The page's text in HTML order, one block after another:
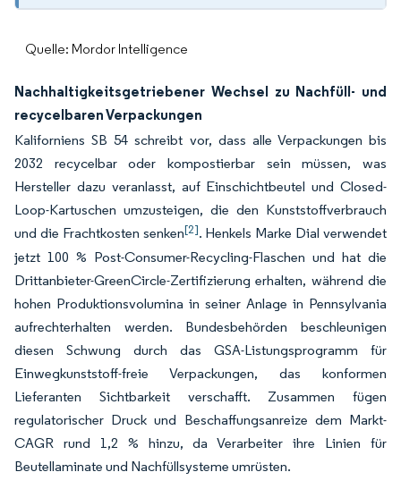
Quelle: Mordor Intelligence
Nachhaltigkeitsgetriebener Wechsel zu Nachfüll- und
recycelbaren Verpackungen
Kaliforniens SB 54 schreibt vor, dass alle Verpackungen bis
2032 recycelbar oder kompostierbar sein müssen, was
Hersteller dazu veranlasst, auf Einschichtbeutel und Closed-
Loop-Kartuschen umzusteigen, die den Kunststoffverbrauch
und die Frachtkosten senken[2]. Henkels Marke Dial verwendet
jetzt 100 % Post-Consumer-Recycling-Flaschen und hat die
Drittanbieter-GreenCircle-Zertifizierung erhalten, während die
hohen Produktionsvolumina in seiner Anlage in Pennsylvania
aufrechterhalten werden. Bundesbehörden beschleunigen
diesen Schwung durch das GSA-Listungsprogramm für
Einwegkunststoff-freie Verpackungen, das konformen
Lieferanten Sichtbarkeit verschafft. Zusammen fügen
regulatorischer Druck und Beschaffungsanreize dem Markt-
CAGR rund 1,2 % hinzu, da Verarbeiter ihre Linien für
Beutellaminate und Nachfüllsysteme umrüsten.